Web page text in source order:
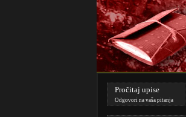
Pročitaj upise
Odgovori na vaša pitanja